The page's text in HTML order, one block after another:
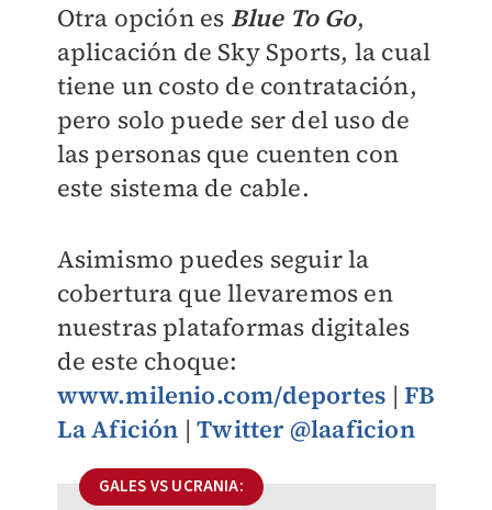
Otra opción es Blue To Go,
aplicación de Sky Sports, la cual
tiene un costo de contratación,
pero solo puede ser del uso de
las personas que cuenten con
este sistema de cable.
Asimismo puedes seguir la
cobertura que llevaremos en
nuestras plataformas digitales
de este choque:
www.milenio.com/deportes | FB
La Afición |Twitter @laaficion
GALES VS UCRANIA: